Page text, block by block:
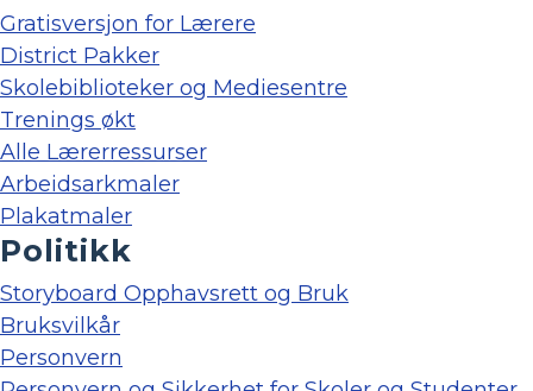
Gratisversjon for Lærere
District Pakker
Skolebiblioteker og Mediesentre
Trenings økt
Alle Lærerressurser
Arbeidsarkmaler
Plakatmaler
Politikk
Storyboard Opphavsrett og Bruk
Bruksvilkår
Personvern